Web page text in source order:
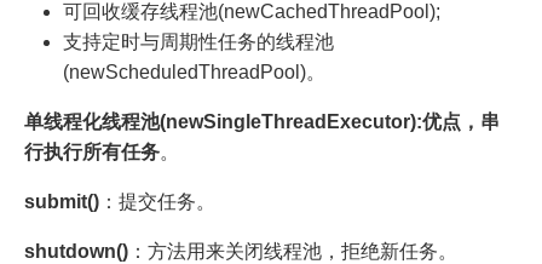
可回收缓存线程池(newCachedThreadPool);
支持定时与周期性任务的线程池
(newScheduledThreadPool)。
单线程化线程池(newSingleThreadExecutor):优点，串
行执行所有任务。
submit() ：提交任务。
shutdown() ：方法用来关闭线程池，拒绝新任务。